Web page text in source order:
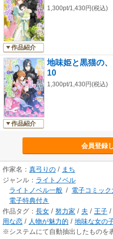
作品紹介
1,300pt/1,430円(税込)
作品紹介
地味姫と黒猫の
10
1,300pt/1,430円(税込)
会員登録
作家名： 真弓りの / まち
ジャンル： ライトノベル
ライトノベル一般 / 電子コミッ
電子特典付き
作品タグ： 長女 / 努力家 / 夫 / 王子 /
用な恋 / 人物が魅力的 / 地味な女の
※システムにて自動抽出したものを